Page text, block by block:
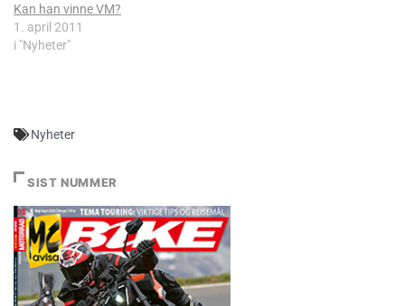
Kan han vinne VM?
1. april 2011
i "Nyheter"
Nyheter
SIST NUMMER